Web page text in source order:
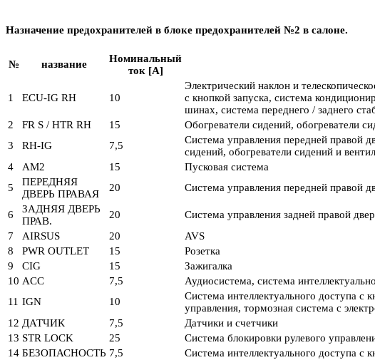
Назначение предохранителей в блоке предохранителей №2 в салоне.
№ название
Номинальный
ток [A]
1 ECU-IG RH 10
Электрический наклон и
с кнопкой запуска, система
шинах, система переднего / заднего
2
FR S / HTR RH 15
Обогреватели сидений, обогреватели
3
RH-IG 7,5
Система управления передней правой
сидений, обогреватели сидений и
4
AM2 15
Пусковая система
5
ПЕРЕДНЯЯ
ДВЕРЬ ПРАВАЯ
20 Система управления передней правой
6
ЗАДНЯЯ ДВЕРЬ
ПРАВ.
20
Система управления задней правой
7
AIRSUS 20
AVS
8
PWR OUTLET 15
Розетка
9
CIG 15
Зажигалка
10 ACC 7,5
Аудиосистема, система
11 IGN 10
Система интеллектуального доступа с
управления, тормозная система с
12 ДАТЧИК 7,5
Датчики и счетчики
13 STR LOCK 25
Система блокировки рулевого
14 БЕЗОПАСНОСТЬ 7,5
Система интеллектуального доступа с